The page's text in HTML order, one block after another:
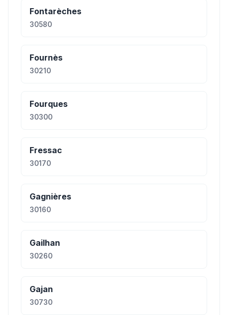
Fontarèches
30580
Fournès
30210
Fourques
30300
Fressac
30170
Gagnières
30160
Gailhan
30260
Gajan
30730